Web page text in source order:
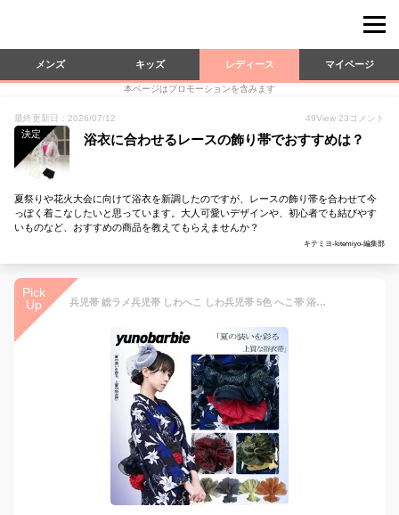
メンズ キッズ レディース マイページ
本ページはプロモーションを含みます
最終更新日：2026/07/12 49View 23 コメント
決定 浴衣に合わせるレースの飾り帯でおすすめは？
夏祭りや花火大会に向けて浴衣を新調したのですが、レースの飾り帯を合わせて今
っぽく着こなしたいと思っています。大人可愛いデザインや、初心者でも結びやす
いものなど、おすすめの商品を教えてもらえませんか？
キテミヨ-kitemiyo-編集部
Pick
Up
兵児帯 総ラメ兵児帯 しわへこ しわ兵児帯 5色 へこ帯 浴衣帯 レディース しわふわ 簡単帯 レディース 大人 ガールズ おしゃれ かわいい しわ加工 20色 20代 30代 40代 プチヘコ 可愛い 花火大会